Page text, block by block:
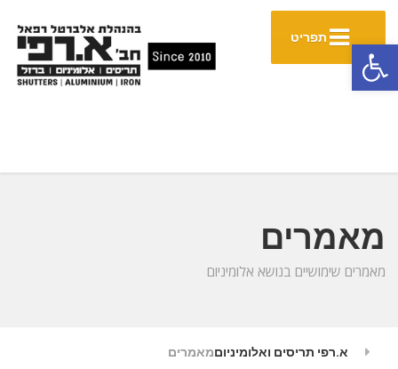
פתח סרגל נגישותתפריט
מאמרים
מאמרים שימושיים בנושא אלומיניום
א.רפי תריסים ואלומיניוםמאמרים